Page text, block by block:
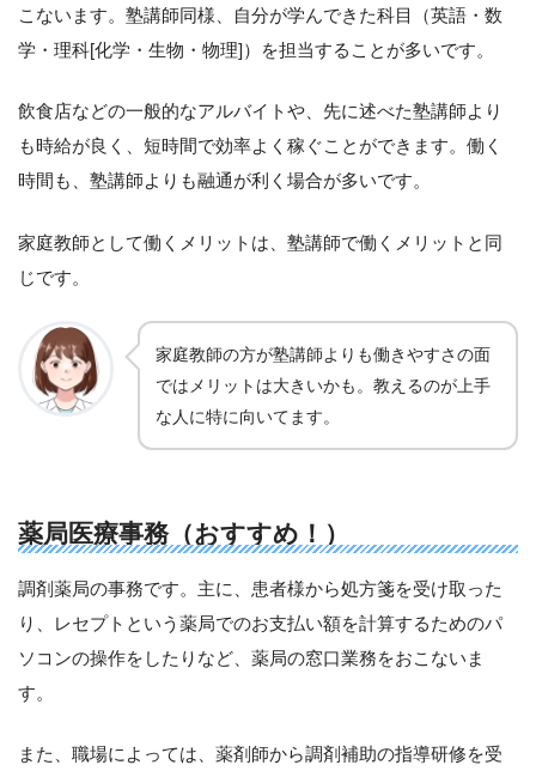
こないます。塾講師同様、自分が学んできた科目（英語・数
学・理科[化学・生物・物理]）を担当することが多いです。
飲食店などの一般的なアルバイトや、先に述べた塾講師より
も時給が良く、短時間で効率よく稼ぐことができます。働く
時間も、塾講師よりも融通が利く場合が多いです。
家庭教師として働くメリットは、塾講師で働くメリットと同
じです。
家庭教師の方が塾講師よりも働きやすさの面
ではメリットは大きいかも。教えるのが上手
な人に特に向いてます。
薬局医療事務（おすすめ！）
調剤薬局の事務です。主に、患者様から処方箋を受け取った
り、レセプトという薬局でのお支払い額を計算するためのパ
ソコンの操作をしたりなど、薬局の窓口業務をおこないま
す。
また、職場によっては、薬剤師から調剤補助の指導研修を受